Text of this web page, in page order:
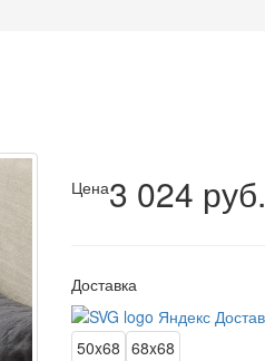
Цена3 024 руб.
Доставка
50x68 68x68